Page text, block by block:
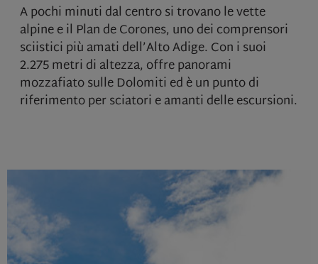
A pochi minuti dal centro si trovano le vette
alpine e il Plan de Corones, uno dei comprensori
sciistici più amati dell’Alto Adige. Con i suoi
2.275 metri di altezza, offre panorami
mozzafiato sulle Dolomiti ed è un punto di
riferimento per sciatori e amanti delle escursioni.